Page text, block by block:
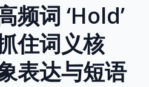
频词 ‘Hold’
住词义核
表达与短语